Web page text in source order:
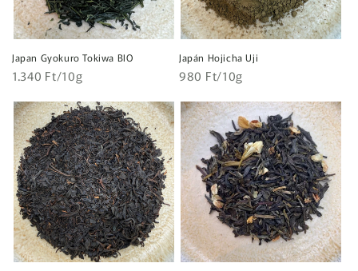
Japan Gyokuro Tokiwa BIO
Normál
Egységár
1.340 Ft/10g
Japán Hojicha Uji
Normál
Egységár
980 Ft/10g